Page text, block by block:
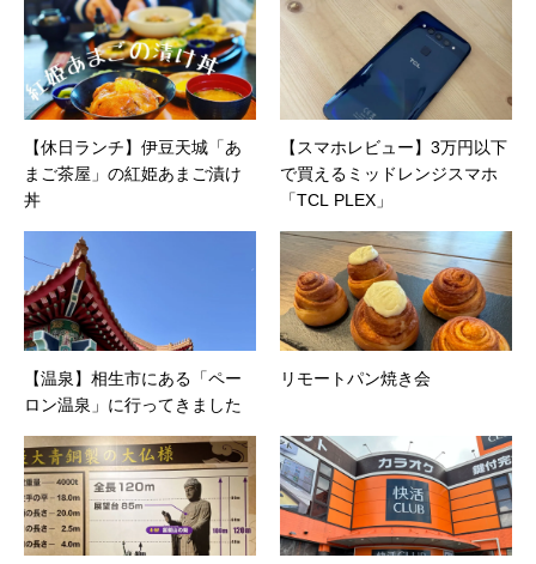
【休日ランチ】伊豆天城「あ
まご茶屋」の紅姫あまご漬け
丼
【スマホレビュー】3万円以下
で買えるミッドレンジスマホ
「TCL PLEX」
【温泉】相生市にある「ペー
ロン温泉」に行ってきました
リモートパン焼き会